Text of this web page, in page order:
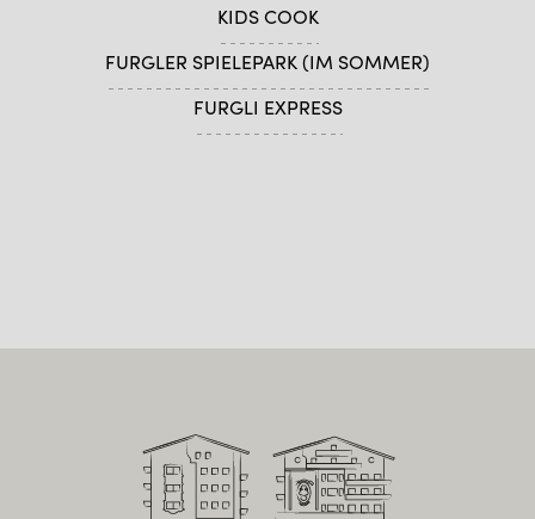
KIDS COOK
FURGLER SPIELEPARK (IM SOMMER)
FURGLI EXPRESS